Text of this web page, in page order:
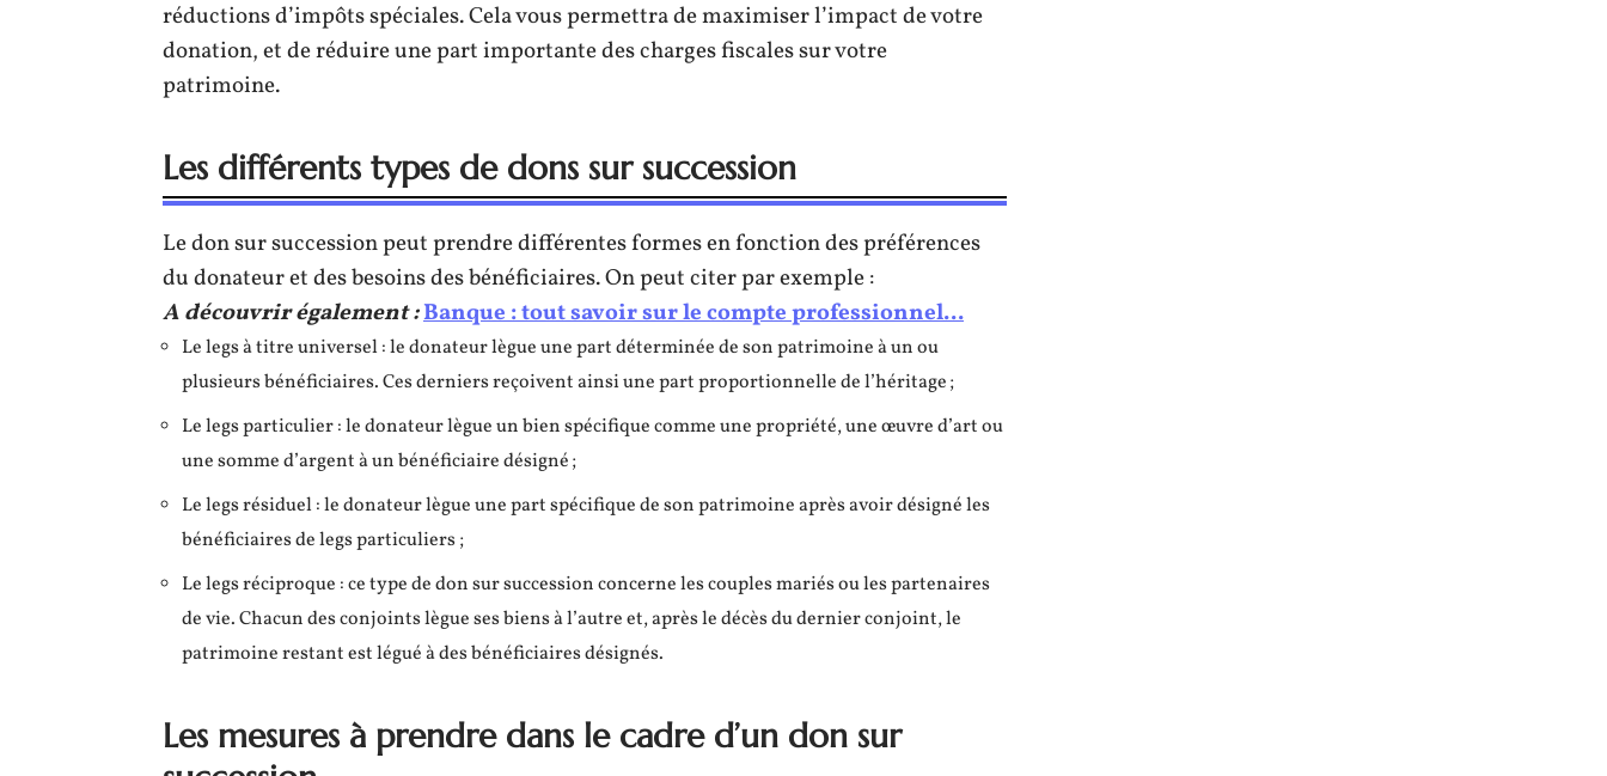
réductions d’impôts spéciales. Cela vous permettra de maximiser l’impact de votre
donation, et de réduire une part importante des charges fiscales sur votre
patrimoine.
Les différents types de dons sur succession
Le don sur succession peut prendre différentes formes en fonction des préférences
du donateur et des besoins des bénéficiaires. On peut citer par exemple :
A découvrir également :Banque : tout savoir sur le compte professionnel...
Le legs à titre universel : le donateur lègue une part déterminée de son patrimoine à un ou
plusieurs bénéficiaires. Ces derniers reçoivent ainsi une part proportionnelle de l’héritage ;
Le legs particulier : le donateur lègue un bien spécifique comme une propriété, une œuvre d’art ou
une somme d’argent à un bénéficiaire désigné ;
Le legs résiduel : le donateur lègue une part spécifique de son patrimoine après avoir désigné les
bénéficiaires de legs particuliers ;
Le legs réciproque : ce type de don sur succession concerne les couples mariés ou les partenaires
de vie. Chacun des conjoints lègue ses biens à l’autre et, après le décès du dernier conjoint, le
patrimoine restant est légué à des bénéficiaires désignés.
Les mesures à prendre dans le cadre d’un don sur